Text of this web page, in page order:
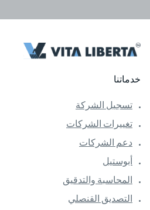
الشركة
الشركات
والتدقيق
القنصلي